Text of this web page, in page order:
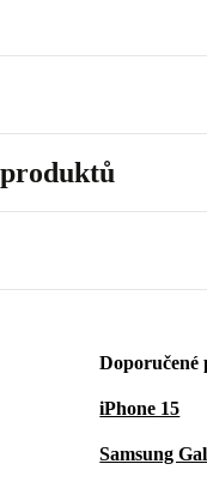
iPhone 15
Samsung